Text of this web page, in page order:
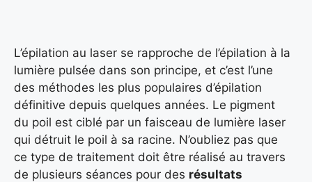
L’épilation au laser se rapproche de l’épilation à la
lumière pulsée dans son principe, et c’est l’une
des méthodes les plus populaires d’épilation
définitive depuis quelques années. Le pigment
du poil est ciblé par un faisceau de lumière laser
qui détruit le poil à sa racine. N’oubliez pas que
ce type de traitement doit être réalisé au travers
de plusieurs séances pour des résultats